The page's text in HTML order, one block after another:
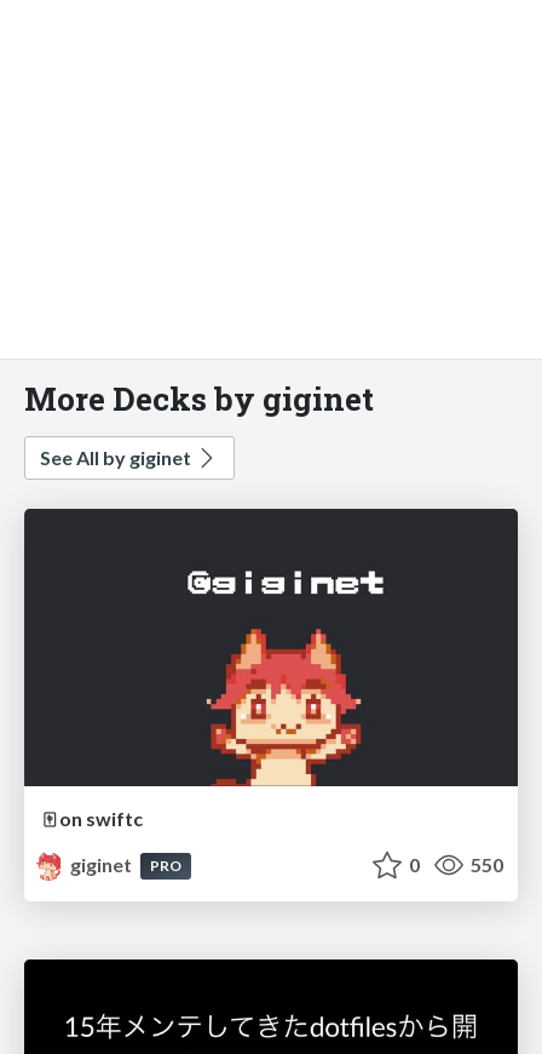
More Decks by giginet
See All by giginet
🀄️ on swiftc
giginet
PRO 0 550